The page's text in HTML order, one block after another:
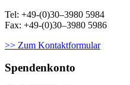
Tel: +49-(0)30–3980 5984
Fax: +49-(0)30–3980 5986
>> Zum Kontaktformular
Spendenkonto